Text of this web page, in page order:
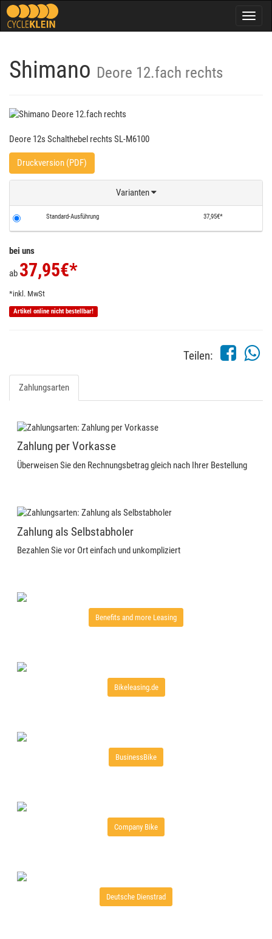
Shimano Deore 12.fach rechts
Deore 12s Schalthebel rechts SL-M6100
Druckversion (PDF)
Varianten
Standard-Ausführung 37,95€*
bei uns
ab 37,95€*
*inkl. MwSt
Artikel online nicht bestellbar!
Teilen:
Zahlungsarten
Zahlung per Vorkasse
Überweisen Sie den Rechnungsbetrag gleich nach Ihrer Bestellung
Zahlung als Selbstabholer
Bezahlen Sie vor Ort einfach und unkompliziert
Benefits and more Leasing
Bikeleasing.de
BusinessBike
Company Bike
Deutsche Dienstrad